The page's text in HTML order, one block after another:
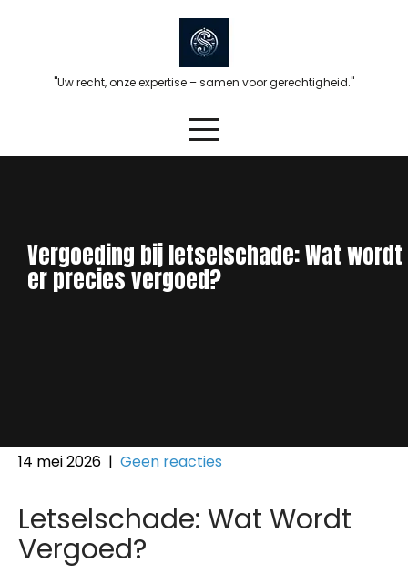
"Uw recht, onze expertise – samen voor gerechtigheid."
Vergoeding bij letselschade: Wat wordt
er precies vergoed?
14 mei 2026 | Geen reacties
Letselschade: Wat Wordt
Vergoed?